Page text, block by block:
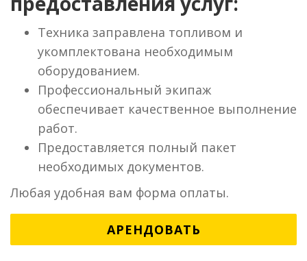
Техника заправлена топливом и
укомплектована необходимым
оборудованием.
Профессиональный экипаж
обеспечивает качественное выполнение
работ.
Предоставляется полный пакет
необходимых документов.
Любая удобная вам форма оплаты.
АРЕНДОВАТЬ